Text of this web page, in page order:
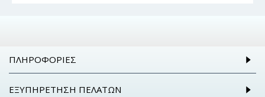
ΠΛΗΡΟΦΟΡΊΕΣ
ΕΞΥΠΗΡΈΤΗΣΗ ΠΕΛΑΤΏΝ